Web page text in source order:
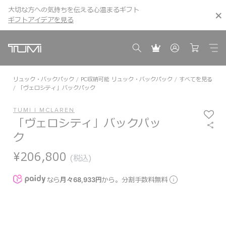
ギフトアイデアを見る こちら
大切な方への気持ちを伝える心温まるギフト
ギフトアイデアを見る
こちら
リュック・バックパック PC収納可能 リュック・バックパック
すべてを見る
「ヴェロシティ」バックパック
TUMI I MCLAREN
「ヴェロシティ」バックパッ
ク
¥206,800 (税込)
なら月々68,933円から。分割手数料無料